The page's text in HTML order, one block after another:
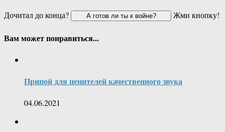
Дочитал до конца?
Жми кнопку!
Вам может понравиться...
Припой для ценителей качественного звука
04.06.2021